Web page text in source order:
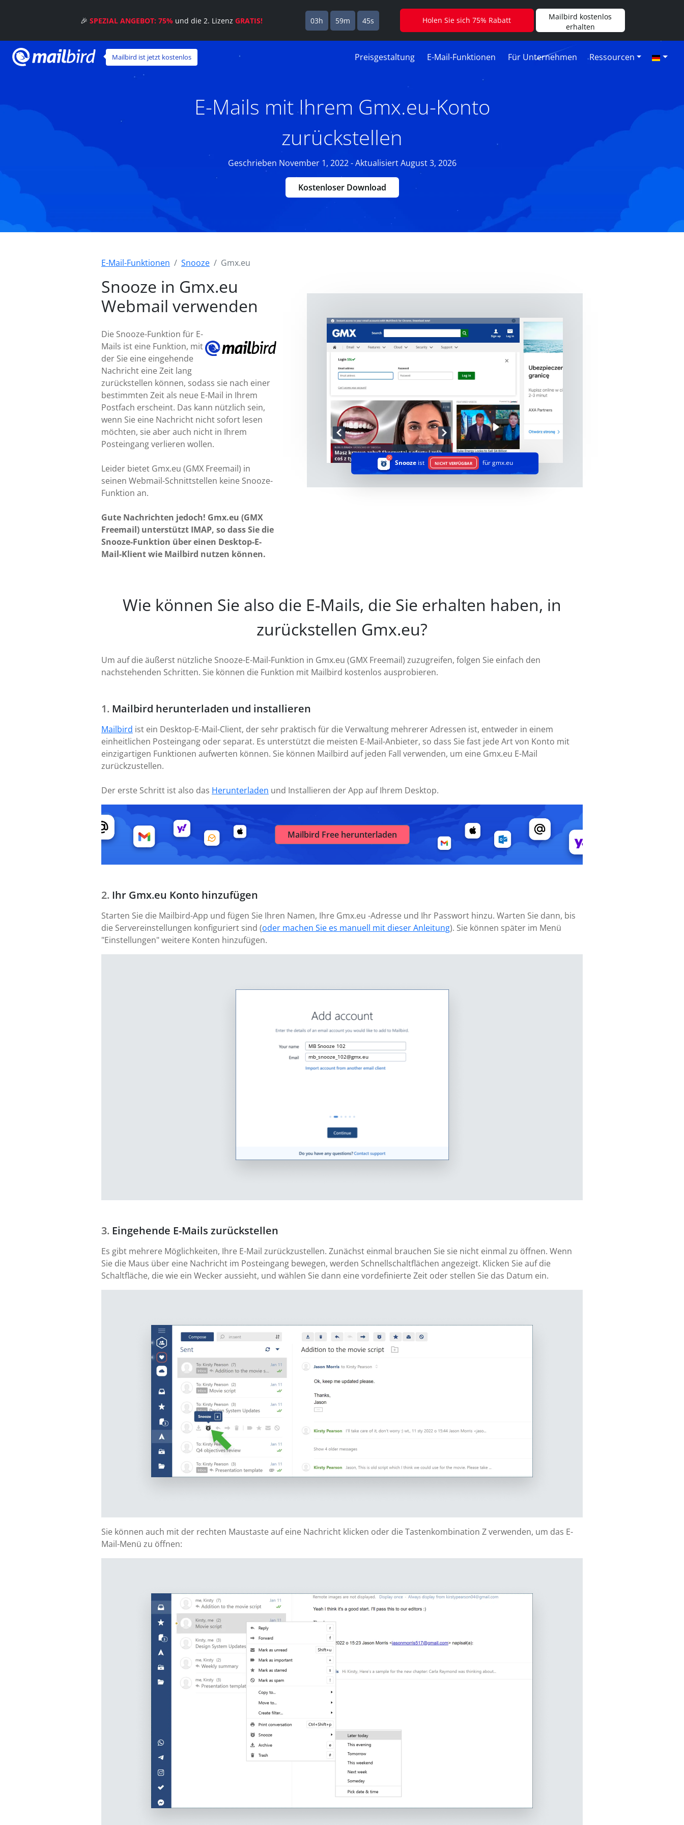
Mailbird ist jetzt kostenlos Preisgestaltung E-Mail-Funktionen Für Unternehmen Ressourcen
E-Mails mit Ihrem Gmx.eu-Konto
zurückstellen
Geschrieben November 1, 2022 - Aktualisiert August 3, 2026
Kostenloser Download
E-Mail-Funktionen Snooze Gmx.eu
Snooze in Gmx.eu
Webmail verwenden
Die Snooze-Funktion für E-
Mails ist eine Funktion, mit
der Sie eine eingehende
Nachricht eine Zeit lang
zurückstellen können, sodass sie nach einer
bestimmten Zeit als neue E-Mail in Ihrem
Postfach erscheint. Das kann nützlich sein,
wenn Sie eine Nachricht nicht sofort lesen
möchten, sie aber auch nicht in Ihrem
Posteingang verlieren wollen.
Leider bietet Gmx.eu (GMX Freemail) in
seinen Webmail-Schnittstellen keine Snooze-
Funktion an.
Gute Nachrichten jedoch! Gmx.eu (GMX
Freemail) unterstützt IMAP, so dass Sie die
Snooze-Funktion über einen Desktop-E-
Mail-Klient wie Mailbird nutzen können.
Snooze ist NICHT VERFÜGBAR für gmx.eu
Wie können Sie also die E-Mails, die Sie erhalten haben, in
zurückstellen Gmx.eu?
Um auf die äußerst nützliche Snooze-E-Mail-Funktion in Gmx.eu (GMX Freemail) zuzugreifen, folgen Sie einfach den
nachstehenden Schritten. Sie können die Funktion mit Mailbird kostenlos ausprobieren.
Mailbird herunterladen und installieren
Mailbird ist ein Desktop-E-Mail-Client, der sehr praktisch für die Verwaltung mehrerer Adressen ist, entweder in einem
einheitlichen Posteingang oder separat. Es unterstützt die meisten E-Mail-Anbieter, so dass Sie fast jede Art von Konto mit
einzigartigen Funktionen aufwerten können. Sie können Mailbird auf jeden Fall verwenden, um eine Gmx.eu E-Mail
zurückzustellen.
Der erste Schritt ist also das Herunterladen und Installieren der App auf Ihrem Desktop.
Mailbird Free herunterladen
Ihr Gmx.eu Konto hinzufügen
Starten Sie die Mailbird-App und fügen Sie Ihren Namen, Ihre Gmx.eu -Adresse und Ihr Passwort hinzu. Warten Sie dann, bis
die Servereinstellungen konfiguriert sind (oder machen Sie es manuell mit dieser Anleitung). Sie können später im Menü
"Einstellungen" weitere Konten hinzufügen.
MB Snooze 102
mb_snooze_102@gmx.eu
Eingehende E-Mails zurückstellen
Es gibt mehrere Möglichkeiten, Ihre E-Mail zurückzustellen. Zunächst einmal brauchen Sie sie nicht einmal zu öffnen. Wenn
Sie die Maus über eine Nachricht im Posteingang bewegen, werden Schnellschaltflächen angezeigt. Klicken Sie auf die
Schaltfläche, die wie ein Wecker aussieht, und wählen Sie dann eine vordefinierte Zeit oder stellen Sie das Datum ein.
Sie können auch mit der rechten Maustaste auf eine Nachricht klicken oder die Tastenkombination Z verwenden, um das E-
Mail-Menü zu öffnen:
🎉SPEZIAL ANGEBOT: 75% und die 2. LizenzGRATIS! 03h 59m 44s Holen Sie sich 75% Rabatt
Mailbird kostenlos
erhalten